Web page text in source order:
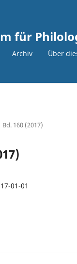
für
Archiv Über
Bd. 160 (2017)
01-01